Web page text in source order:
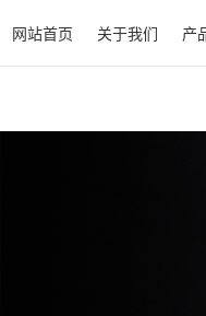
网站首页 关于我们 产